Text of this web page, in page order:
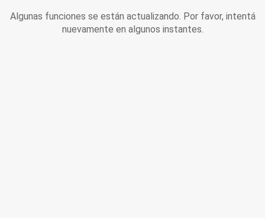
Algunas funciones se están actualizando. Por favor, intentá
nuevamente en algunos instantes.